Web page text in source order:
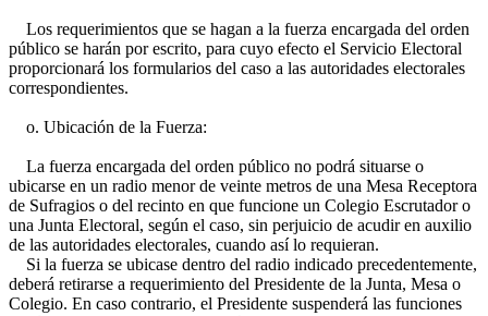
Los requerimientos que se hagan a la fuerza encargada del orden
público se harán por escrito, para cuyo efecto el Servicio Electoral
proporcionará los formularios del caso a las autoridades electorales
correspondientes.
o. Ubicación de la Fuerza:
La fuerza encargada del orden público no podrá situarse o
ubicarse en un radio menor de veinte metros de una Mesa Receptora
de Sufragios o del recinto en que funcione un Colegio Escrutador o
una Junta Electoral, según el caso, sin perjuicio de acudir en auxilio
de las autoridades electorales, cuando así lo requieran.
Si la fuerza se ubicase dentro del radio indicado precedentemente,
deberá retirarse a requerimiento del Presidente de la Junta, Mesa o
Colegio. En caso contrario, el Presidente suspenderá las funciones